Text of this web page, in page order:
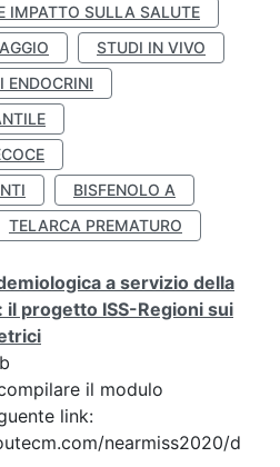
IMPATTO SULLA SALUTE
STUDI IN VIVO
ENDOCRINI
BISFENOLO A
TELARCA PREMATURO
a servizio della
il progetto ISS-Regioni sui
il modulo
link:
nearmiss2020/d